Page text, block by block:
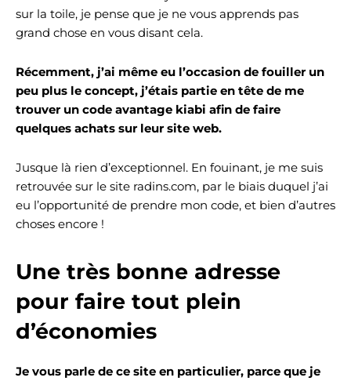
sur la toile, je pense que je ne vous apprends pas
grand chose en vous disant cela.
Récemment, j’ai même eu l’occasion de fouiller un
peu plus le concept, j’étais partie en tête de me
trouver un code avantage kiabi afin de faire
quelques achats sur leur site web.
Jusque là rien d’exceptionnel. En fouinant, je me suis
retrouvée sur le site radins.com, par le biais duquel j’ai
eu l’opportunité de prendre mon code, et bien d’autres
choses encore !
Une très bonne adresse
pour faire tout plein
d’économies
Je vous parle de ce site en particulier, parce que je